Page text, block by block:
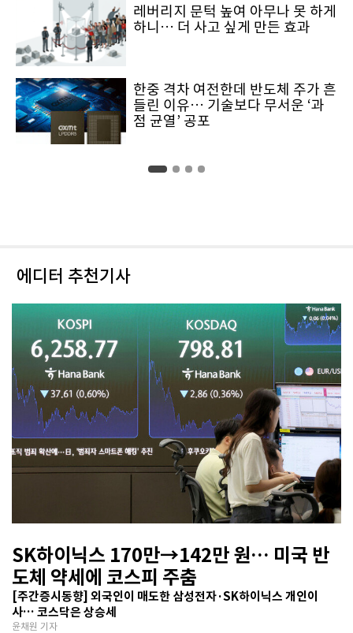
레버리지 문턱 높여 아무나 못 하게
하니… 더 사고 싶게 만든 효과
한중 격차 여전한데 반도체 주가 흔
들린 이유… 기술보다 무서운 ‘과
점 균열’ 공포
에디터 추천기사
SK하이닉스 170만→142만 원… 미국 반
도체 약세에 코스피 주춤
[주간증시동향] 외국인이 매도한 삼성전자·SK하이닉스 개인이
사… 코스닥은 상승세
윤채원 기자